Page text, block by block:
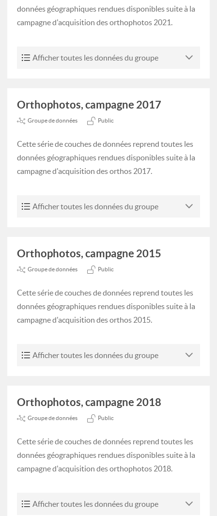
données géographiques rendues disponibles suite à la
campagne d'acquisition des orthophotos 2021.
Afficher toutes les données du groupe
Orthophotos, campagne 2017
Groupe de données Public
Cette série de couches de données reprend toutes les
données géographiques rendues disponibles suite à la
campagne d'acquisition des orthos 2017.
Afficher toutes les données du groupe
Orthophotos, campagne 2015
Groupe de données Public
Cette série de couches de données reprend toutes les
données géographiques rendues disponibles suite à la
campagne d'acquisition des orthos 2015.
Afficher toutes les données du groupe
Orthophotos, campagne 2018
Groupe de données Public
Cette série de couches de données reprend toutes les
données géographiques rendues disponibles suite à la
campagne d'acquisition des orthophotos 2018.
Afficher toutes les données du groupe